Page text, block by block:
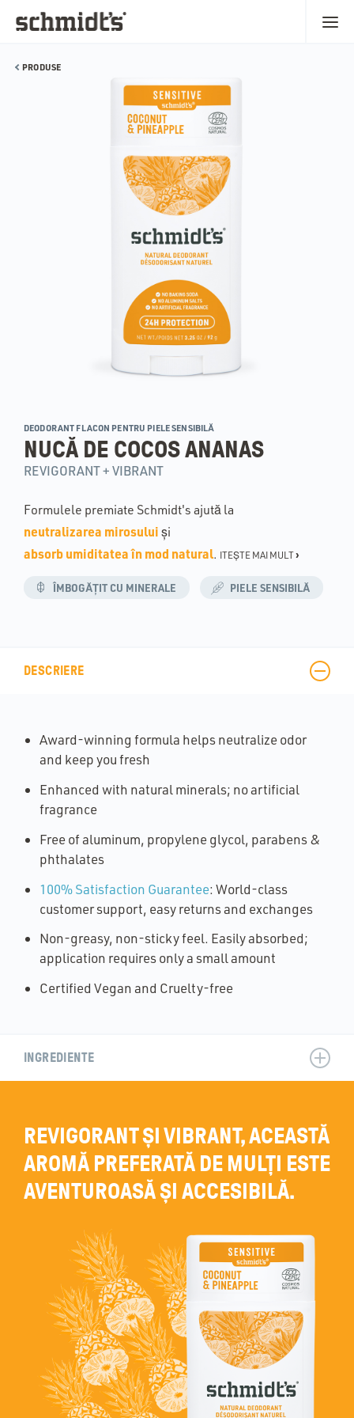
PRODUSE
DEODORANT FLACON PENTRU PIELE SENSIBILĂ
NUCĂ DE COCOS ANANAS
REVIGORANT + VIBRANT
Formulele premiate Schmidt's ajută la
neutralizarea mirosului și
absorb umiditatea în mod natural. ITEȘTE MAI MULT›
ÎMBOGĂȚIT CU MINERALE PIELE SENSIBILĂ:
DESCRIERE
Award-winning formula helps neutralize odor
and keep you fresh
Enhanced with natural minerals; no artificial
fragrance
Free of aluminum, propylene glycol, parabens &
phthalates
100% Satisfaction Guarantee: World-class
customer support, easy returns and exchanges
Non-greasy, non-sticky feel. Easily absorbed;
application requires only a small amount
Certified Vegan and Cruelty-free
INGREDIENTE
REVIGORANT ȘI VIBRANT, ACEASTĂ
AROMĂ PREFERATĂ DE MULȚI ESTE
AVENTUROASĂ ȘI ACCESIBILĂ.